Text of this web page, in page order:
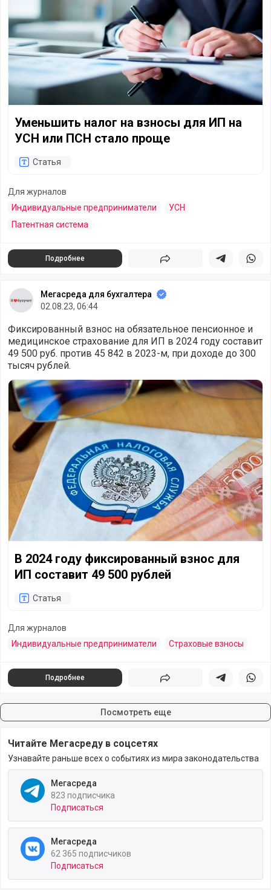
Уменьшить налог на взносы для ИП на
УСН или ПСН стало проще
Статья
Для журналов
Индивидуальные предприниматели
УСН
Патентная система
Подробнее Поделиться Поделиться в
Мегасреда для бухгалтера
02.08.23, 06:44
Фиксированный взнос на обязательное пенсионное и
медицинское страхование для ИП в 2024 году составит
49 500 руб. против 45 842 в 2023-м, при доходе до 300
тысяч рублей.
В 2024 году фиксированный взнос для ИП составит 49
В 2024 году фиксированный взнос для
ИП составит 49 500 рублей
Статья
Для журналов
Индивидуальные предприниматели
Страховые взносы
Подробнее Поделиться Поделиться в
Посмотреть еще
Читайте Мегасреду в соцсетях
Узнавайте раньше всех о событиях из мира законодательства
Мегасреда
823 подписчика
Подписаться
Мегасреда
62 365 подписчиков
Подписаться